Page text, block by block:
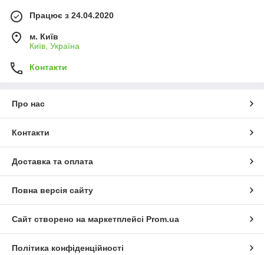
Працює з 24.04.2020
м. Київ
Київ, Україна
Контакти
Про нас
Контакти
Доставка та оплата
Повна версія сайту
Сайт створено на маркетплейсі Prom.ua
Політика конфіденційності